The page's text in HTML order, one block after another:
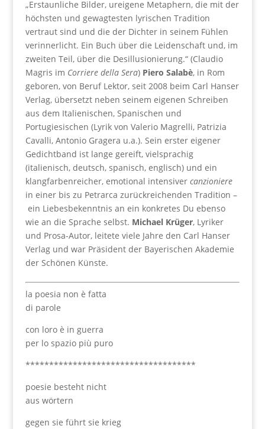
„Erstaunliche Bilder, ureigene Metaphern, die mit der
höchsten und gewagtesten lyrischen Tradition
vertraut sind und die der Dichter in seinem Fühlen
verinnerlicht. Ein Buch über die Leidenschaft und, im
zweiten Teil, über die Desillusionierung.“ (Claudio
Magris im Corriere della Sera) Piero Salabè, in Rom
geboren, von Beruf Lektor, seit 2008 beim Carl Hanser
Verlag, übersetzt neben seinem eigenen Schreiben
aus dem Italienischen, Spanischen und
Portugiesischen (Lyrik von Valerio Magrelli, Patrizia
Cavalli, Antonio Gragera u.a.). Sein erster eigener
Gedichtband ist lange gereift, vielsprachig
(italienisch, deutsch, spanisch, englisch) und ein
klangfarbenreicher, emotional intensiver canzioniere
in einer bis zu Petrarca zurückreichenden Tradition –
ein Liebesbekenntnis an ein konkretes Du ebenso
wie an die Sprache selbst. Michael Krüger, Lyriker
und Prosa-Autor, leitete viele Jahre den Carl Hanser
Verlag und war Präsident der Bayerischen Akademie
der Schönen Künste.
la poesia non è fatta
di parole
con loro è in guerra
per lo spazio più puro
************************************
poesie besteht nicht
aus wörtern
gegen sie führt sie krieg